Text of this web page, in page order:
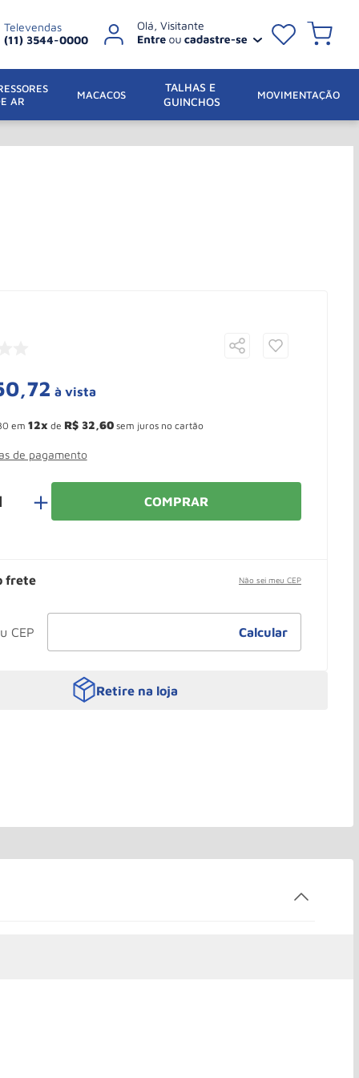
Televendas
(11) 3544-0000
AR
MACACOS
TALHAS E
GUINCHOS
MOVIMENTAÇÃO
,72 à vista
em 12 de R$ 32,60sem juros no cartão
de pagamento
＋ COMPRAR
frete Não sei meu CEP
Retire na loja